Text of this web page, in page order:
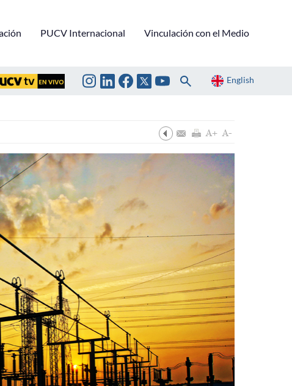
PUCV Internacional Vinculación con el Medio
English